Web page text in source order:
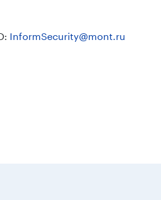
InformSecurity@mont.ru